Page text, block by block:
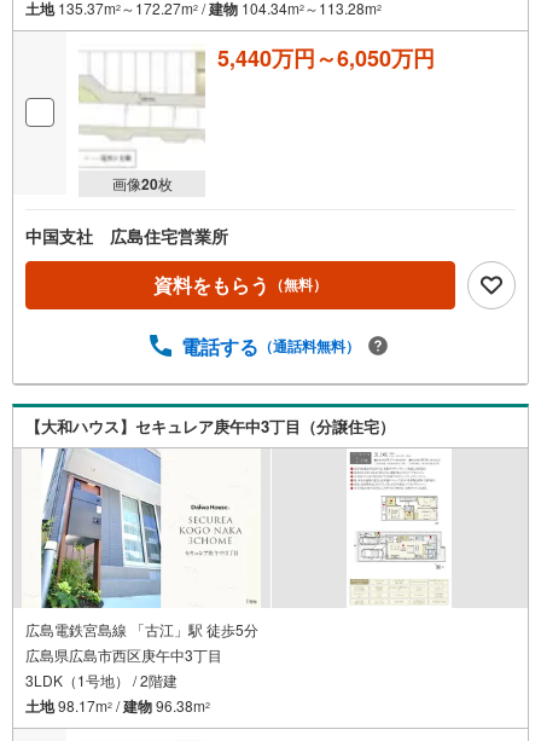
土地135.37m2 ～172.27m2 /建物 104.34m2 ～113.28m2
画像20枚
5,440万円～6,050万円
中国支社 広島住宅営業所
資料をもらう （無料）
電話する （通話料無料）
【大和ハウス】セキュレア庚午中3丁目（分譲住宅）
広島電鉄宮島線 「古江」駅 徒歩5分
広島県広島市西区庚午中3丁目
3LDK（1号地） / 2階建
土地98.17m2 /建物96.38m2